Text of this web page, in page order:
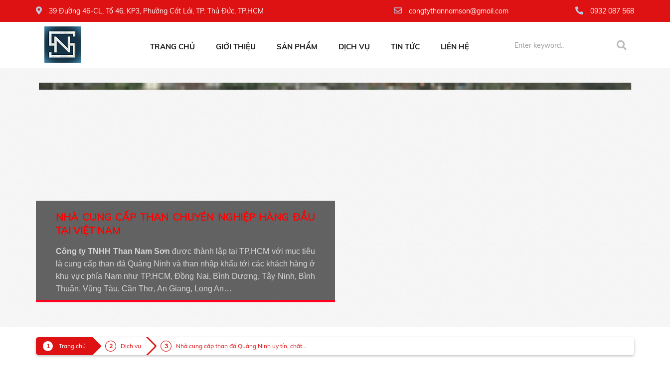
39 Đường 46-CL, Tổ 46, KP3, Phường Cát Lái, TP. Thủ Đức, TP.HCM congtythannamson@gmail.com 0932 087 568
TRANG CHỦ GIỚI THIỆU SẢN PHẨM DỊCH VỤ TIN TỨC LIÊN HỆ
NHÀ CUNG CẤP THAN CHUYÊN NGHIỆP HÀNG ĐẦU
TẠI VIỆT NAM
Công ty TNHH Than Nam Sơnđược thành lập tại TP.HCM với mục tiêu
là cung cấp than đá Quảng Ninh và than nhập khẩu tới các khách hàng ở
khu vực phía Nam như TP.HCM, Đồng Nai, Bình Dương, Tây Ninh, Bình
Thuận, Vũng Tàu, Cần Thơ, An Giang, Long An…
Trang chủ Dịch vụ Nhà cung cấp than đá Quảng Ninh uy tín, chất...